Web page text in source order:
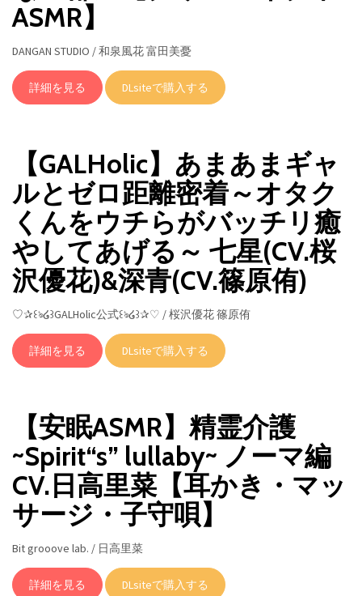
ASMR】
DANGAN STUDIO / 和泉風花 富田美憂
詳細を見る DLsiteで購入する
【GALHolic】あまあまギャ
ルとゼロ距離密着～オタク
くんをウチらがバッチリ癒
やしてあげる～ 七星(CV.桜
沢優花)&深青(CV.篠原侑)
♡✰꒰ঌ໒꒱GALHolic公式꒰ঌ໒꒱✰♡ / 桜沢優花 篠原侑
詳細を見る DLsiteで購入する
【安眠ASMR】精霊介護
~Spirit“s” lullaby~ ノーマ編
CV.日高里菜【耳かき・マッ
サージ・子守唄】
Bit grooove lab. / 日高里菜
詳細を見る DLsiteで購入する